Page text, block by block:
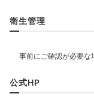
エステ・マッサージ
飲食
レストラン
衛生管理
公式HP